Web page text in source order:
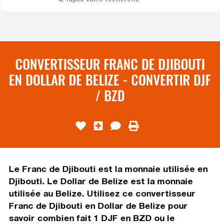
CONVERTISSEUR FRANC DE DJIBOUTI
EN DOLLAR DE BELIZE - CONVERTIR DJF
/ BZD
Le Franc de Djibouti est la monnaie utilisée en
Djibouti. Le Dollar de Belize est la monnaie
utilisée au Belize. Utilisez ce convertisseur
Franc de Djibouti en Dollar de Belize pour
savoir combien fait 1 DJF en BZD ou le